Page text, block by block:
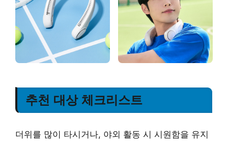
추천 대상 체크리스트
더위를 많이 타시거나, 야외 활동 시 시원함을 유지